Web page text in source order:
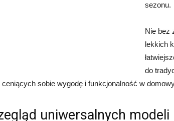
sezonu.
Nie bez
lekkich
do
ceniących sobie wygodę i funkcjonalność w
uniwersalnych modeli